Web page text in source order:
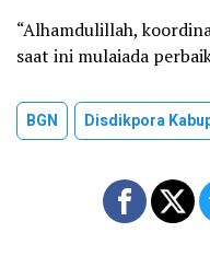
“Alhamdulillah,
saat ini mulaiada
BGN Disdikpora